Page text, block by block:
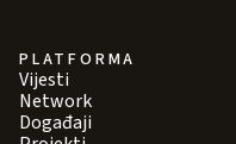
PLATFORMA
Vijesti
Network
Događaji